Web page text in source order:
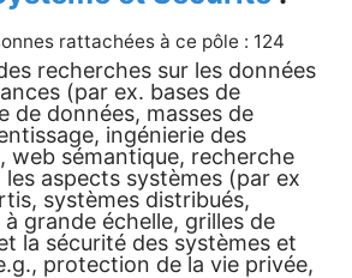
rattachées à ce pôle : 124
recherches sur les données
(par ex. bases de
de données, masses de
ingénierie des
web sémantique, recherche
aspects systèmes (par ex
systèmes distribués,
grande échelle, grilles de
la sécurité des systèmes et
protection de la vie privée,